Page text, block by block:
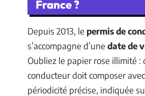
France ?
Depuis 2013, le permis de
s’accompagne d’une date de
Oubliez le papier rose illimité :
conducteur doit composer
périodicité précise, indiquée